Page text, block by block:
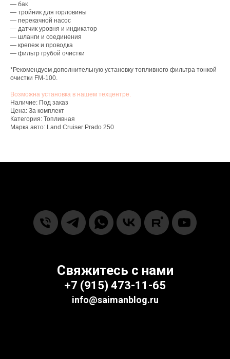
— бак
— тройник для горловины
— перекачной насос
— датчик уровня и индикатор
— шланги и соединения
— крепеж и проводка
— фильтр грубой очистки
*Рекомендуем дополнительную установку топливного фильтра тонкой
очистки FM-100.
Возможна установка в нашем техцентре.
Наличие: Под заказ
Цена: За комплект
Категория: Топливная
Марка авто: Land Cruiser Prado 250
Свяжитесь с нами
+7 (915) 473-11-65‬
info@saimanblog.ru